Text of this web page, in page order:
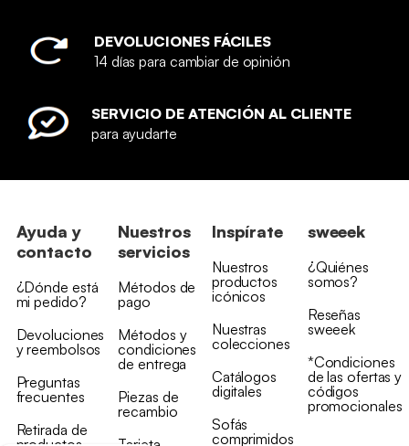
DEVOLUCIONES FÁCILES
14 días para cambiar de opinión
SERVICIO DE ATENCIÓN AL CLIENTE
para ayudarte
Ayuda y
contacto
¿Dónde está
mi pedido?
Devoluciones
y reembolsos
Preguntas
frecuentes
Retirada de
Nuestros
servicios
Métodos de
pago
Métodos y
condiciones
de entrega
Piezas de
recambio
Inspírate
Nuestros
productos
icónicos
Nuestras
colecciones
Catálogos
digitales
Sofás
comprimidos
sweeek
¿Quiénes
somos?
Reseñas
sweeek
*Condiciones
de las ofertas y
códigos
promocionales